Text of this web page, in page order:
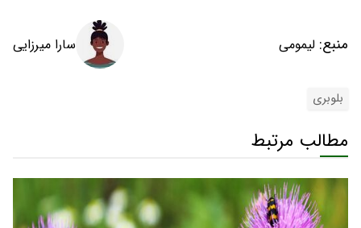
منبع: لیمومی سارا میرزایی
بلوبری
مطالب مرتبط